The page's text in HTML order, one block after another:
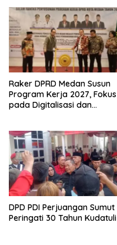
Raker DPRD Medan Susun
Program Kerja 2027, Fokus
pada Digitalisasi dan
DPD PDI Perjuangan Sumut
Peringati 30 Tahun Kudatuli